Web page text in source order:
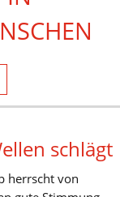
schlägt
herrscht von